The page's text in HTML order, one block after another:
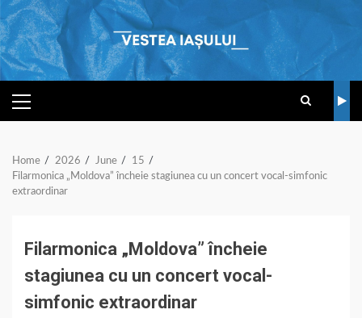
Skip
to
content
PRIMARY
MENU
Home 2026 June
15
Filarmonica „Moldova” încheie stagiunea cu un concert vocal-simfonic
extraordinar
Filarmonica „Moldova” încheie
stagiunea cu un concert vocal-
simfonic extraordinar